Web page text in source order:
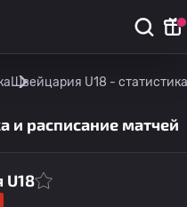
Швейцария U18 -
и расписание матчей